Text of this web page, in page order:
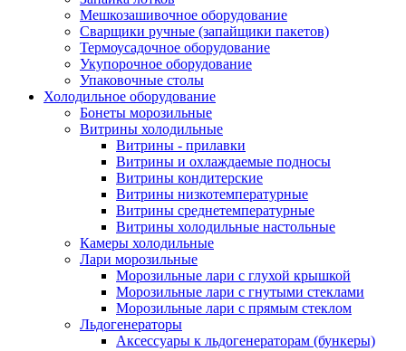
Мешкозашивочное оборудование
Сварщики ручные (запайщики пакетов)
Термоусадочное оборудование
Укупорочное оборудование
Упаковочные столы
Холодильное оборудование
Бонеты морозильные
Витрины холодильные
Витрины - прилавки
Витрины и охлаждаемые подносы
Витрины кондитерские
Витрины низкотемпературные
Витрины среднетемпературные
Витрины холодильные настольные
Камеры холодильные
Лари морозильные
Морозильные лари с глухой крышкой
Морозильные лари с гнутыми стеклами
Морозильные лари с прямым стеклом
Льдогенераторы
Аксессуары к льдогенераторам (бункеры)